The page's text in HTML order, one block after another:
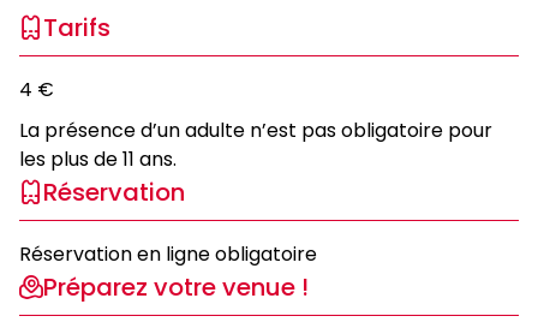
Tarifs
4 €
La présence d’un adulte n’est pas obligatoire pour
les plus de 11 ans.
Réservation
Réservation en ligne obligatoire
Préparez votre venue !